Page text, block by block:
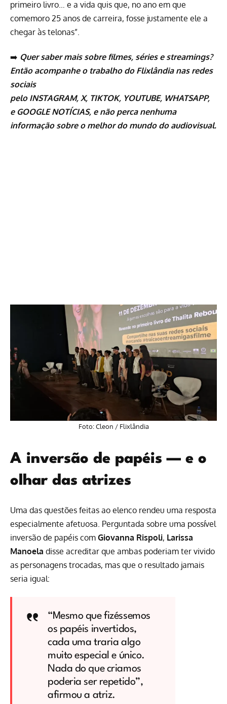
primeiro livro… e a vida quis que, no ano em que
comemoro 25 anos de carreira, fosse justamente ele a
chegar às telonas”.
➡️ Quer saber mais sobre filmes, sériese streamings?
Então acompanhe o trabalho do Flixlândianas redes
sociais
pelo INSTAGRAM, X, TIKTOK, YOUTUBE, WHATSAPP,
e GOOGLE NOTÍCIAS, e não perca nenhuma
informação sobre o melhor do mundo do audiovisual.
Foto: Cleon / Flixlândia
A inversão de papéis — e o
olhar das atrizes
Uma das questões feitas ao elenco rendeu uma resposta
especialmente afetuosa. Perguntada sobre uma possível
inversão de papéis com Giovanna Rispoli, Larissa
Manoela disse acreditar que ambas poderiam ter vivido
as personagens trocadas, mas que o resultado jamais
seria igual:
“Mesmo que fizéssemos
os papéis invertidos,
cada uma traria algo
muito especial e único.
Nada do que criamos
poderia ser repetido”,
afirmou a atriz.